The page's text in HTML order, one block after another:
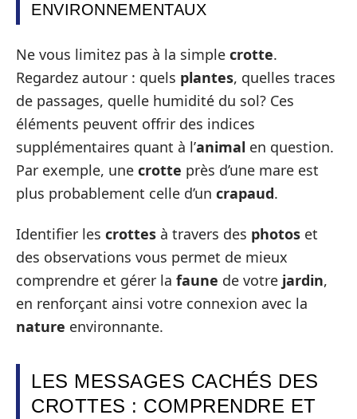
ENVIRONNEMENTAUX
Ne vous limitez pas à la simple crotte.
Regardez autour : quels plantes, quelles traces
de passages, quelle humidité du sol? Ces
éléments peuvent offrir des indices
supplémentaires quant à l’animal en question.
Par exemple, une crotte près d’une mare est
plus probablement celle d’un crapaud.
Identifier les crottes à travers des photos et
des observations vous permet de mieux
comprendre et gérer la faune de votre jardin,
en renforçant ainsi votre connexion avec la
nature environnante.
LES MESSAGES CACHÉS DES
CROTTES : COMPRENDRE ET